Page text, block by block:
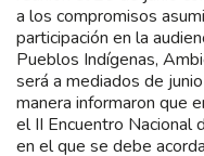
a los compromisos
participación en la
Pueblos Indígenas,
será a mediados de
manera informaron que
el II Encuentro Nacional
en el que se debe